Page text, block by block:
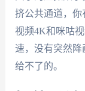
挤公共通道，
视频4K和咪咕
速，没有突然降
给不了的。